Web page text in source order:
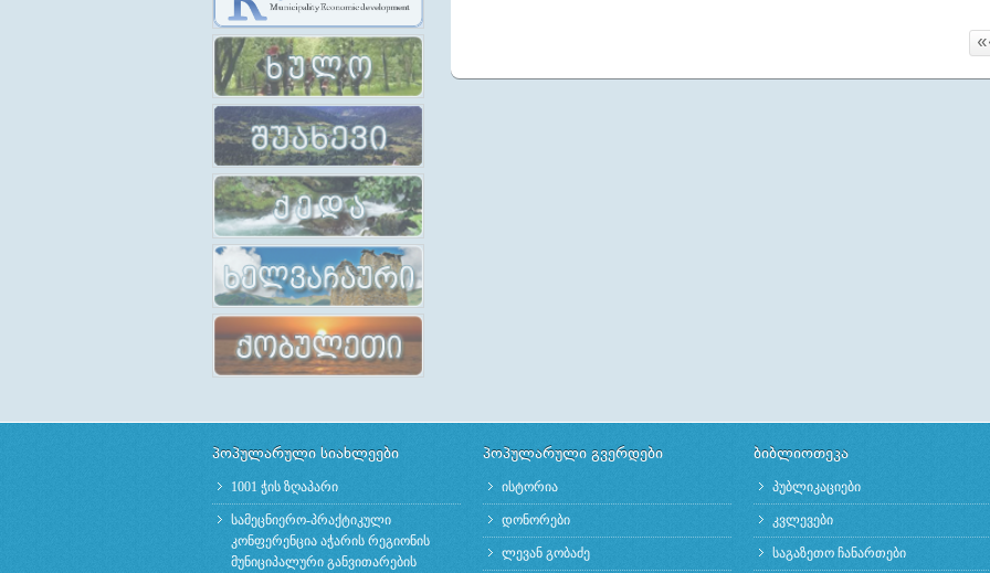
მაჟორიტარი წევრები თემებში
მმართველობის
მაჟორიტარობის
კანდიდატები
ტრენინგები ადგილობრივი
განმანათლებლებისათვის
პოპულარული სიახლეები
1001 ჭის ზღაპარი
სამეცნიერო-პრაქტიკული
კონფერენცია აჭარის რეგიონის
მუნიციპალური განვითარების
პოპულარული გვერდები
ისტორია
დონორები
ლევან გობაძე
ბიბლიოთეკა
პუბლიკაციები
კვლევები
საგაზეთო ჩანართები